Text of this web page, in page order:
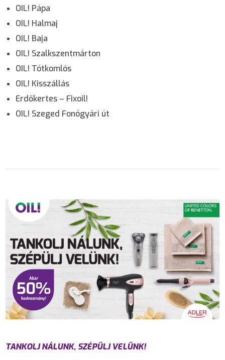
OIL! Pápa
OIL! Halmaj
OIL! Baja
OIL! Szalkszentmárton
OIL! Tótkomlós
OIL! Kisszállás
Erdőkertes – Fixoil!
OIL! Szeged Fonógyári út
TANKOLJ NÁLUNK, SZÉPÜLJ VELÜNK!